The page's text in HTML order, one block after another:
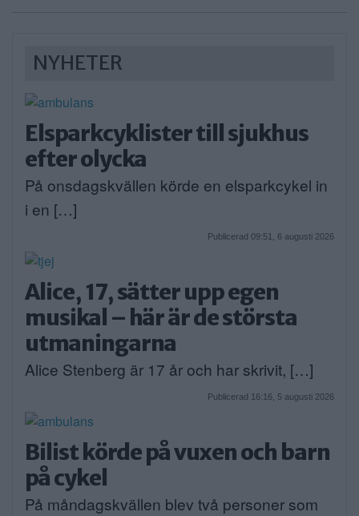
NYHETER
Elsparkcyklister till sjukhus
efter olycka
På onsdagskvällen körde en elsparkcykel in
i en […]
Publicerad 09:51, 6 augusti 2026
Alice, 17, sätter upp egen
musikal – här är de största
utmaningarna
Alice Stenberg är 17 år och har skrivit, […]
Publicerad 16:16, 5 augusti 2026
Bilist körde på vuxen och barn
på cykel
På måndagskvällen blev två personer som